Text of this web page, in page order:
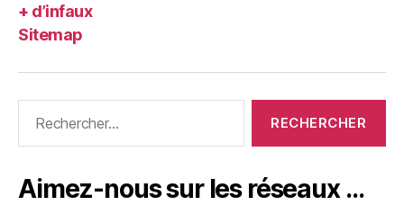
+ d’infaux
Sitemap
Aimez-nous sur les réseaux …